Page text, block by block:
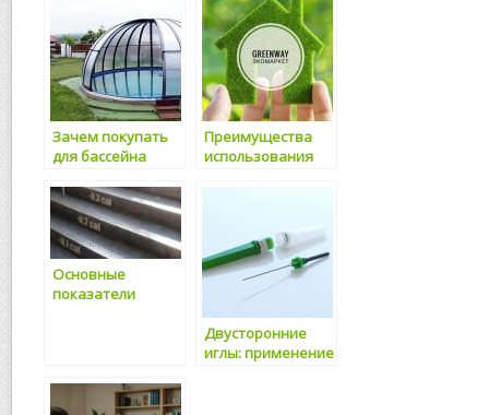
Зачем покупать
для бассейна
Преимущества
использования
окружающей
среды
Основные
показатели
Двусторонние
иглы: применение